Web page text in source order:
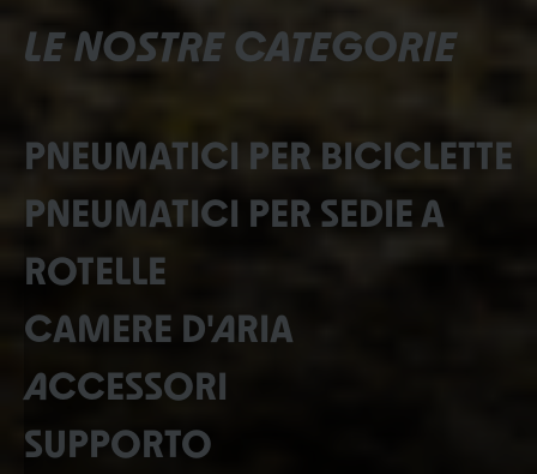
LE NOSTRE CATEGORIE
PNEUMATICI PER BICICLETTE
PNEUMATICI PER SEDIE A
ROTELLE
CAMERE D'ARIA
ACCESSORI
SUPPORTO